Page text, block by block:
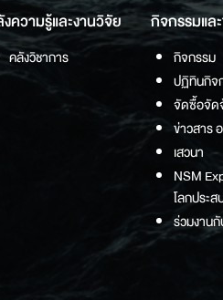
ความรู้และงานวิจัย
คลังวิชาการ
กิจกรรมแล
กิจกรรม
ปฏิทินกิจ
จัดซื้อจัด
ข่าวสาร
เสวนา
NSM
โลกประ
ร่วมงานกั